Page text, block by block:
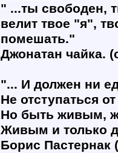
" ...ты свободен,
велит твое "я",
помешать."
Джонатан чайка.
"... И должен ни
Не отступаться
Но быть живым,
Живым и только
Борис Пастернак